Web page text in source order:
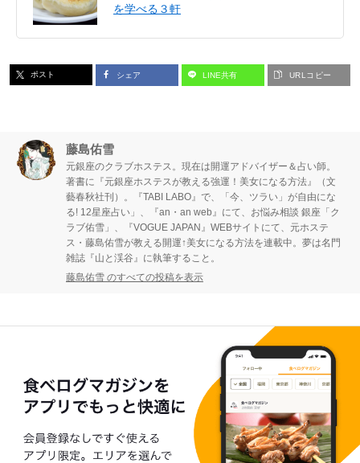
を学べる３軒
ポスト シェア LINE共有 URLコピー
藤島佑雪
元銀座のクラブホステス。現在は開運アドバイザー＆占い師。
著書に『元銀座ホステスが教える強運！美女になる方法』（文
藝春秋社刊）。『TABI LABO』で、「今、ツラい」が自由にな
る! 12星座占い」、『an・an web』にて、お悩み相談 銀座「ク
ラブ佑雪」、『VOGUE JAPAN』WEBサイトにて、元ホステ
ス・藤島佑雪が教える開運↑美女になる方法を連載中。夢は名門
雑誌『山と渓谷』に執筆すること。
藤島佑雪 のすべての投稿を表示